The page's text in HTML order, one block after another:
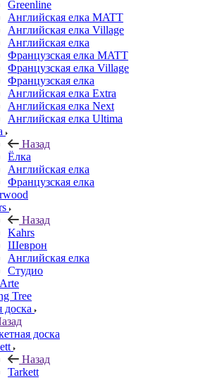
Greenline
Английская елка MATT
Английская елка Village
Английская елка
Французская елка MATT
Французская елка Village
Французская елка
Английская елка Extra
Английская елка Next
Английская елка Ultima
Назад
Ёлка
Английская елка
Французская елка
Назад
Kahrs
Шеврон
Английская елка
Студио
Tree
доска
доска
Назад
Tarkett